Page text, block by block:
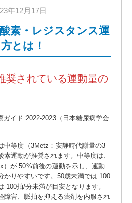
年12月17日
素・レジスタンス運
とは！
奨されている運動量の
ガイド 2022-2023（日本糖尿病学会
等度（3Metz：安静時代謝量の3
運動が推奨されます。中等度は、
）が 50%前後の運動を示し、運動
かりやすいです。50歳未満では 100
100拍/分未満が目安となります。
障害、脈拍を抑える薬剤を内服され